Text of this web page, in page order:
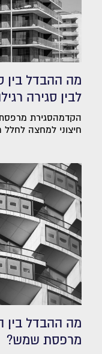
מה ההבדל בין
לבין סגירה
הקדמהסגירת
חיצוני למחצה לחלל
מה ההבדל
מרפסת שמש?